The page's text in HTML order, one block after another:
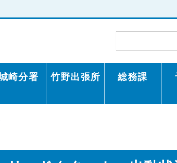
崎分署 竹野出張所 総務課